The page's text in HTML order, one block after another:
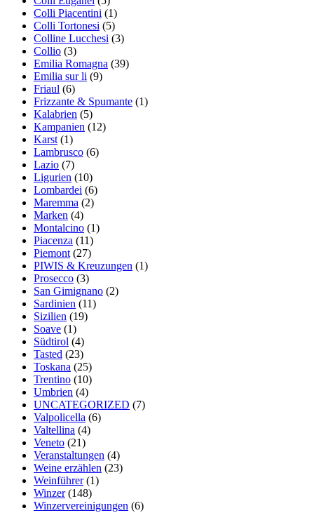
Colli Piacentini (1)
Colli Tortonesi (5)
Colline Lucchesi (3)
Collio (3)
Emilia Romagna (39)
Emilia sur li (9)
Friaul (6)
Frizzante & Spumante (1)
Kalabrien (5)
Kampanien (12)
Karst(1)
Lambrusco (6)
Lazio (7)
Ligurien (10)
Lombardei (6)
Maremma (2)
Marken (4)
Montalcino (1)
Piacenza (11)
Piemont(27)
PIWIS & Kreuzungen (1)
Prosecco (3)
San Gimignano (2)
Sardinien (11)
Sizilien (19)
Soave (1)
Südtirol (4)
Tasted (23)
Toskana (25)
Trentino (10)
Umbrien (4)
UNCATEGORIZED (7)
Valpolicella (6)
Valtellina (4)
Veneto (21)
Veranstaltungen (4)
Weine erzählen (23)
Weinführer(1)
Winzer(148)
Winzervereinigungen (6)